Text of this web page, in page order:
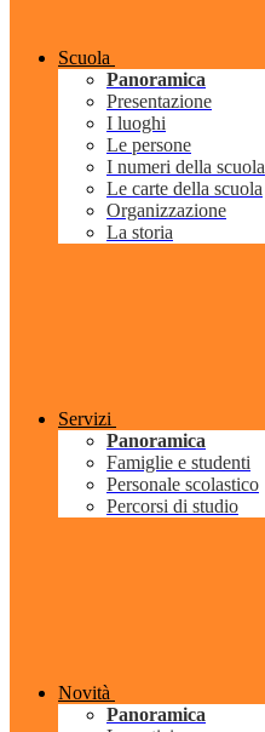
Scuola
Panoramica
Presentazione
I luoghi
Le persone
I numeri della scuola
Le carte della scuola
Organizzazione
La storia
Servizi
Panoramica
Famiglie e studenti
Personale scolastico
Percorsi di studio
Novità
Panoramica